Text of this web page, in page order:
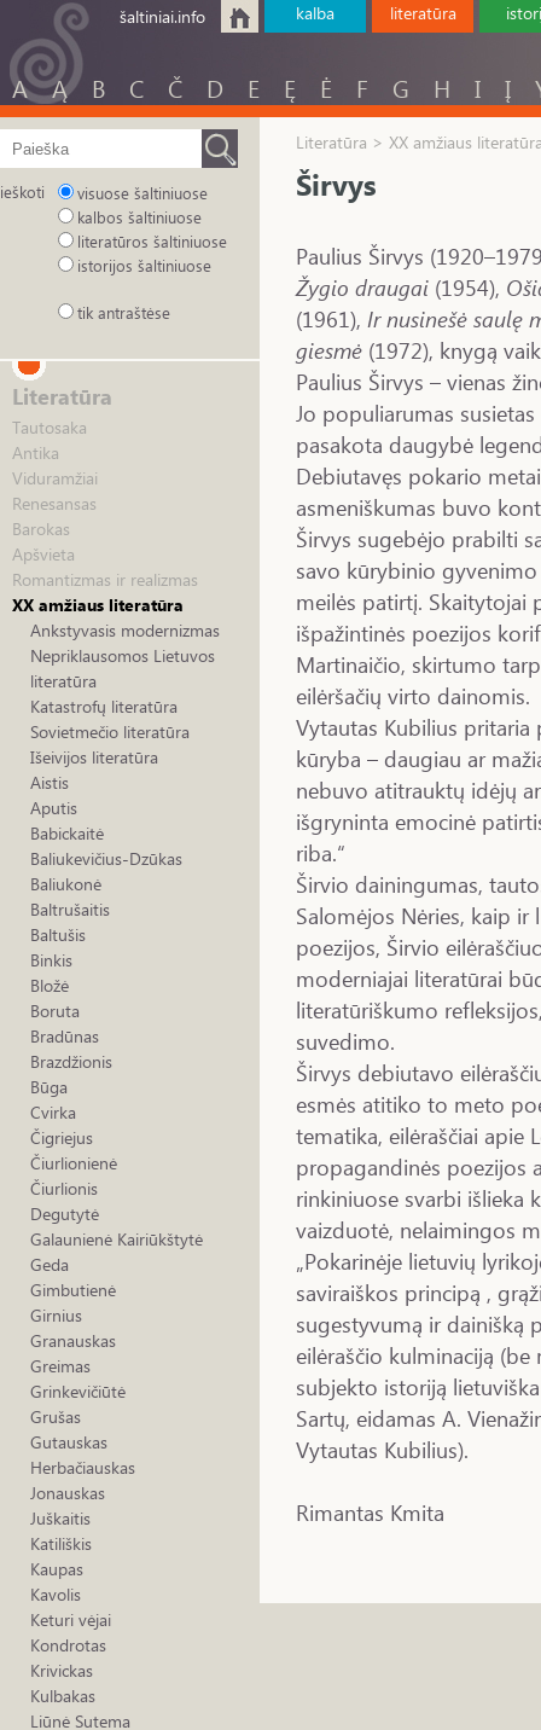
šaltiniai.info kalba literatūra
A Ą B C Č D E Ę Ė F G H I Į
ieškoti
visuose šaltiniuose
kalbos šaltiniuose
literatūros šaltiniuose
istorijos šaltiniuose
tik antraštėse
Literatūra
Tautosaka
Antika
Viduramžiai
Renesansas
Barokas
Apšvieta
Romantizmas ir realizmas
XX amžiaus literatūra
Ankstyvasis modernizmas
Nepriklausomos Lietuvos
literatūra
Katastrofų literatūra
Sovietmečio literatūra
Išeivijos literatūra
Aistis
Aputis
Babickaitė
Baliukevičius-Dzūkas
Baliukonė
Baltrušaitis
Baltušis
Binkis
Bložė
Boruta
Bradūnas
Brazdžionis
Būga
Cvirka
Čigriejus
Čiurlionienė
Čiurlionis
Degutytė
Galaunienė Kairiūkštytė
Geda
Gimbutienė
Girnius
Granauskas
Greimas
Grinkevičiūtė
Grušas
Gutauskas
Herbačiauskas
Jonauskas
Juškaitis
Katiliškis
Kaupas
Kavolis
Keturi vėjai
Kondrotas
Krivickas
Kulbakas
Liūnė Sutema
Literatūra > XX amžiaus
Širvys
Paulius Širvys
Žygio draugai (1954),
(1961), Ir nusinešė saulę
giesmė (1972), knygą
Paulius Širvys – vienas
Jo populiarumas
pasakota daugybė
Debiutavęs pokario
asmeniškumas buvo
Širvys sugebėjo prabilti
savo kūrybinio
meilės patirtį. Skaitytojai
išpažintinės poezijos
Martinaičio, skirtumo
eilėršačių virto dainomis.
Vytautas Kubilius
kūryba – daugiau ar
nebuvo atitrauktų idėjų
išgryninta emocinė
riba.“
Širvio dainingumas,
Salomėjos Nėries, kaip
poezijos, Širvio
moderniajai literatūrai
literatūriškumo
suvedimo.
Širvys debiutavo
esmės atitiko to meto
tematika, eilėraščiai apie
propagandinės poezijos
rinkiniuose svarbi išlieka
vaizduotė, nelaimingos
„Pokarinėje lietuvių
saviraiškos principą ,
sugestyvumą ir dainišką
eilėraščio kulminaciją
subjekto istoriją
Sartų, eidamas A.
Vytautas Kubilius).
Rimantas Kmita